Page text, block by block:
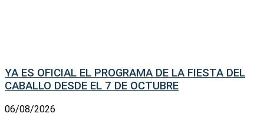
YA ES OFICIAL EL PROGRAMA DE LA FIESTA DEL
CABALLO DESDE EL 7 DE OCTUBRE
06/08/2026